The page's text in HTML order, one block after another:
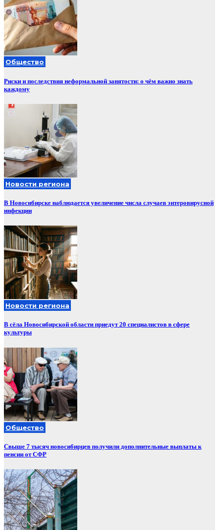
Общество
Риски и последствия неформальной занятости: о чём важно знать
каждому
Новости региона
В Новосибирске наблюдается увеличение числа случаев энтеровирусной
инфекции
Новости региона
В сёла Новосибирской области приедут 20 специалистов в сфере
культуры
Общество
Свыше 7 тысяч новосибирцев получили дополнительные выплаты к
пенсии от СФР